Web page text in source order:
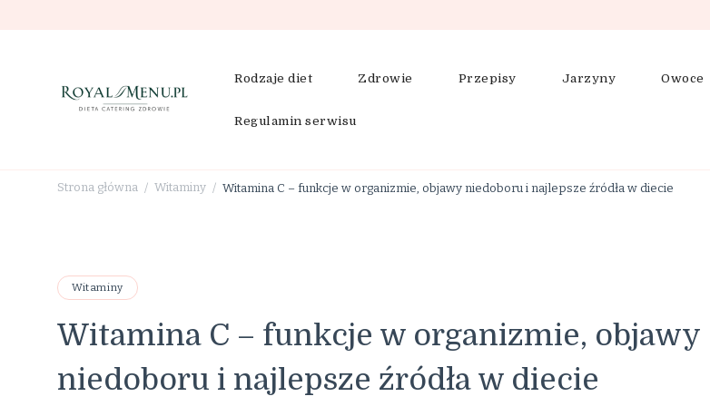
RoyalMenu.pl – dieta, catering, zdrowe odżywianie
Rodzaje diet Zdrowie Przepisy Jarzyny Owoce
Regulamin serwisu
Strona główna / Witaminy / Witamina C – funkcje w organizmie, objawy niedoboru i najlepsze źródła w diecie
Witaminy
Witamina C – funkcje w organizmie, objawy
niedoboru i najlepsze źródła w diecie